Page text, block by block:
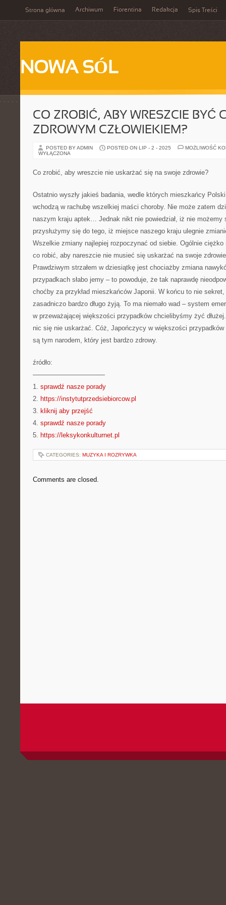
Strona główna Archiwum Fiorentina Redakcja Spis Treści
NOWA SÓL
CO ZROBIĆ, ABY WRESZCIE BYĆ
ZDROWYM CZŁOWIEKIEM?
POSTED BY ADMIN POSTED ON LIP - 2 - 2025
MOŻLIWOŚĆ
WYŁĄCZONA
Co zrobić, aby wreszcie nie uskarżać się na swoje zdrowie?
Ostatnio wyszły jakieś badania, wedle których mieszkańcy
wchodzą w rachubę wszelkiej maści choroby. Nie może zatem
naszym kraju aptek… Jednak nikt nie powiedział, iż nie możemy
przysłużymy się do tego, iż miejsce naszego kraju ulegnie
Wszelkie zmiany najlepiej rozpoczynać od siebie. Ogólnie
co robić, aby nareszcie nie musieć się uskarżać na swoje
Prawdziwym strzałem w dziesiątkę jest chociażby zmiana
przypadkach słabo jemy – to powoduje, że tak naprawdę
choćby za przykład mieszkańców Japonii. W końcu to nie
zasadniczo bardzo długo żyją. To ma niemało wad – system
w przeważającej większości przypadków chcielibyśmy żyć
nic się nie uskarżać. Cóż, Japończycy w większości przypadków
są tym narodem, który jest bardzo zdrowy.
źródło:
———————————
1. sprawdź nasze porady
2. https://instytutprzedsiebiorcow.pl
3. kliknij aby przejść
4. sprawdź nasze porady
5. https://leksykonkulturnet.pl
CATEGORIES: MUZYKA I ROZRYWKA
Comments are closed.